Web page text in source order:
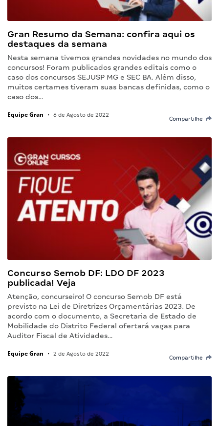
Gran Resumo da Semana: confira aqui os
destaques da semana
Nesta semana tivemos grandes novidades no mundo dos
concursos! Foram publicados grandes editais como o
caso dos concursos SEJUSP MG e SEC BA. Além disso,
muitos certames tiveram suas bancas definidas, como o
caso dos…
Equipe Gran • 6 de Agosto de 2022
Compartilhe
Concurso Semob DF: LDO DF 2023
publicada! Veja
Atenção, concurseiro! O concurso Semob DF está
previsto na Lei de Diretrizes Orçamentárias 2023. De
acordo com o documento, a Secretaria de Estado de
Mobilidade do Distrito Federal ofertará vagas para
Auditor Fiscal de Atividades…
Equipe Gran • 2 de Agosto de 2022
Compartilhe